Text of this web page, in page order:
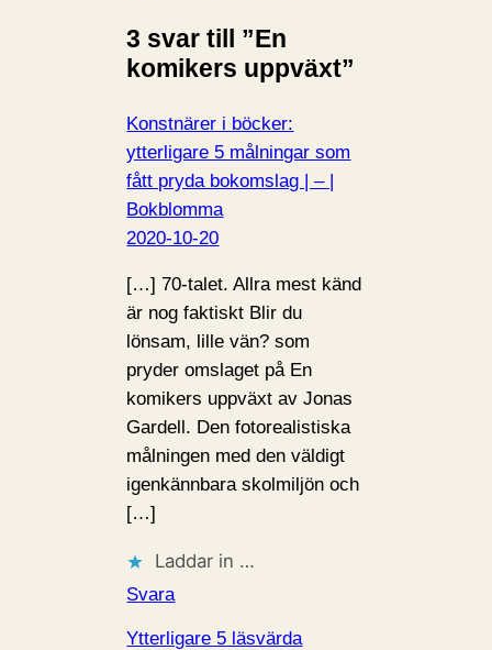
3 svar till ”En
komikers uppväxt”
Konstnärer i böcker:
ytterligare 5 målningar som
fått pryda bokomslag | – |
Bokblomma
2020-10-20
[…] 70-talet. Allra mest känd
är nog faktiskt Blir du
lönsam, lille vän? som
pryder omslaget på En
komikers uppväxt av Jonas
Gardell. Den fotorealistiska
målningen med den väldigt
igenkännbara skolmiljön och
[…]
Laddar in …
Svara
Ytterligare 5 läsvärda